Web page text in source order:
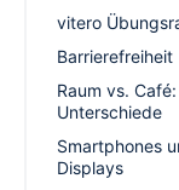
vitero
Barrierefreiheit
Raum vs. Café:
Unterschiede
Smartphones
Displays